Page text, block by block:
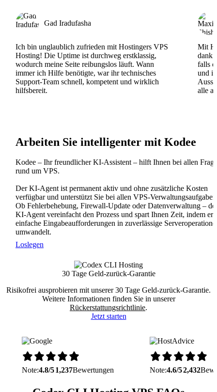
Gad Iradufasha
Ich bin unglaublich zufrieden mit Hostingers VPS
Hosting! Die Uptime ist durchweg erstklassig,
wodurch meine Seite reibungslos läuft. Wann
immer ich Hilfe benötigte, war ihr technisches
Support-Team schnell, kompetent und wirklich
hilfsbereit.
Mit
dank
falls
und
alle
Arbeiten Sie intelligenter mit Kodee
Kodee – Ihr freundlicher KI-Assistent – hilft Ihnen bei allen
rund um VPS.
Der KI-Agent ist permanent aktiv und ohne zusätzliche Kosten
verfügbar und unterstützt Sie bei allen VPS-
Ob Fehlerbehebung, Firewall-Update oder Datenverwaltung –
KI-Agent vereinfacht den Prozess und spart Ihnen Zeit, indem er
einfache Eingabeaufforderungen in zuverlässige
umwandelt.
Loslegen
30 Tage Geld-zurück-Garantie
Risikofrei ausprobieren mit unserer 30 Tage Geld-zurück-Garantie.
Weitere Informationen finden Sie in unserer
Rückerstattungsrichtlinie.
Jetzt starten
Note:4.8/51,237Bewertungen Note:4.6/52,432